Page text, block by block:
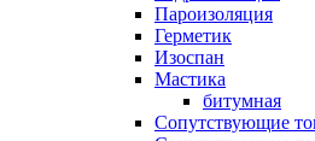
Пароизоляция
Герметик
Изоспан
Мастика
битумная
Сопутствующие